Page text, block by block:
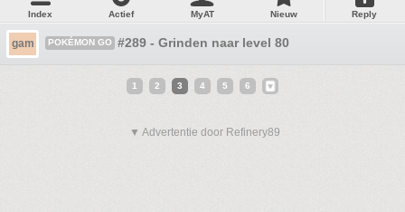
Index Actief MyAT Nieuw Reply
gam POKÉMON GO #289 - Grinden naar level 80
1 2 3 4 5 6
▼ Advertentie door Refinery89